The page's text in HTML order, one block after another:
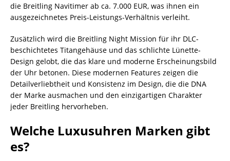
die Breitling Navitimer ab ca. 7.000 EUR, was ihnen ein
ausgezeichnetes Preis-Leistungs-Verhältnis verleiht.
Zusätzlich wird die Breitling Night Mission für ihr DLC-
beschichtetes Titangehäuse und das schlichte Lünette-
Design gelobt, die das klare und moderne Erscheinungsbild
der Uhr betonen. Diese modernen Features zeigen die
Detailverliebtheit und Konsistenz im Design, die die DNA
der Marke ausmachen und den einzigartigen Charakter
jeder Breitling hervorheben.
Welche Luxusuhren Marken gibt
es?